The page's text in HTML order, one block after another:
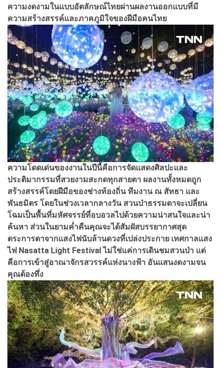
ความงดงามในแบบอัตลักษณ์ไทยผ่านผลงานออกแบบที่มี
ความสร้างสรรค์และภาคภูมิใจของฝีมือคนไทย
ความโดดเด่นของงานในปีนี้คือการจัดแสดงศิลปะและ
ประติมากรรมที่สวยงามสะกดทุกสายตา ผลงานทั้งหมดถูก
สร้างสรรค์โดยฝีมือของช่างท้องถิ่น ทีมงาน ณ สัทธา และ
พันธมิตร โดยในช่วงเวลากลางวัน สวนป่าธรรมดาจะเปลี่ยน
โฉมเป็นพื้นที่มหัศจรรย์ที่อบอวลไปด้วยความน่าสนใจและน่า
ค้นหา ส่วนในยามค่ำคืนคุณจะได้สัมผัสบรรยากาศสุด
ตระการตาจากแสงไฟนับล้านดวงที่เปล่งประกาย เทศกาลแสง
ไฟ Nasatta Light Festival ไม่ใช่แค่การเดินชมสวนป่า แต่
คือการเข้าสู่อาณาจักรสวรรค์แห่งนางฟ้า อันแสนงดงามจน
คุณต้องทึ่ง